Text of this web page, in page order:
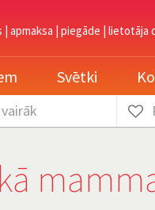
| apmaksa | piegāde | lietotāja
Svētki